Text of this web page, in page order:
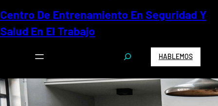
Centro De Entrenamiento En Seguridad Y
Salud En El Trabajo
S
e
r
c
HABLEMOS